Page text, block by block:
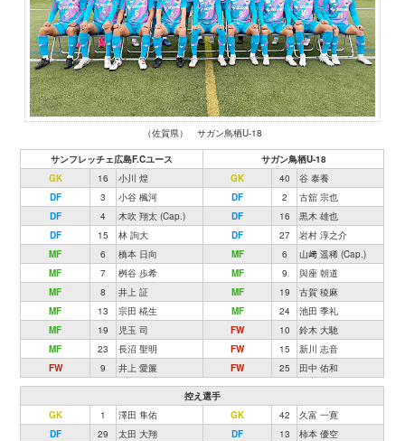
（佐賀県） サガン鳥栖U-18
サンフレッチェ広島F.Cユース
サガン鳥栖U-18
GK
16 小川 煌 GK 40
谷 泰養
DF
3 小谷 楓河 DF 2
古舘 宗也
DF
4 木吹 翔太 (Cap.) DF 16
黒木 雄也
DF
15 林 詢大 DF 27
岩村 淳之介
MF
6 橋本 日向 MF 6
山﨑 遥稀 (Cap.)
MF
7 桝谷 歩希 MF 9
與座 朝道
MF
8 井上 証 MF 19
古賀 稜麻
MF
13 宗田 椛生 MF 24
池田 季礼
MF
19 児玉 司 FW 10
鈴木 大馳
MF
23 長沼 聖明 FW 15
新川 志音
FW
9 井上 愛簾 FW 25 田中 佑和
控え選手
GK
1 澤田 隼佑 GK 42
久富 一寛
DF
29 太田 大翔 DF 13
柿本 優空